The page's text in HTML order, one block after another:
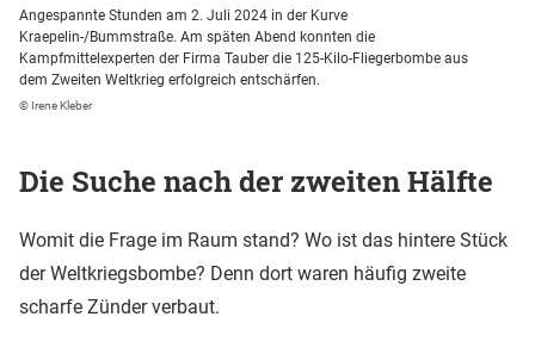
Angespannte Stunden am 2. Juli 2024 in der Kurve
Kraepelin-/Bummstraße. Am späten Abend konnten die
Kampfmittelexperten der Firma Tauber die 125-Kilo-Fliegerbombe aus
dem Zweiten Weltkrieg erfolgreich entschärfen.
© Irene Kleber
Die Suche nach der zweiten Hälfte
Womit die Frage im Raum stand? Wo ist das hintere Stück
der Weltkriegsbombe? Denn dort waren häufig zweite
scharfe Zünder verbaut.